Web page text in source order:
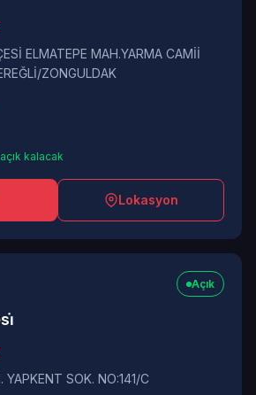
ELMATEPE MAH.YARMA CAMİİ
ZONGULDAK
kalacak
Lokasyon
Açık
YAPKENT SOK. NO:141/C